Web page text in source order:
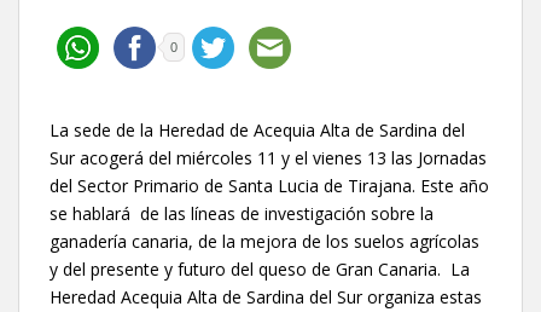
0
La sede de la Heredad de Acequia Alta de Sardina del
Sur acogerá del miércoles 11 y el vienes 13 las Jornadas
del Sector Primario de Santa Lucia de Tirajana. Este año
se hablará de las líneas de investigación sobre la
ganadería canaria, de la mejora de los suelos agrícolas
y del presente y futuro del queso de Gran Canaria. La
Heredad Acequia Alta de Sardina del Sur organiza estas